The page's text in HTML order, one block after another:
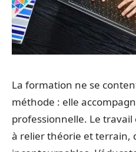
La formation ne se
méthode : elle
professionnelle. Le
à relier théorie et terrain,